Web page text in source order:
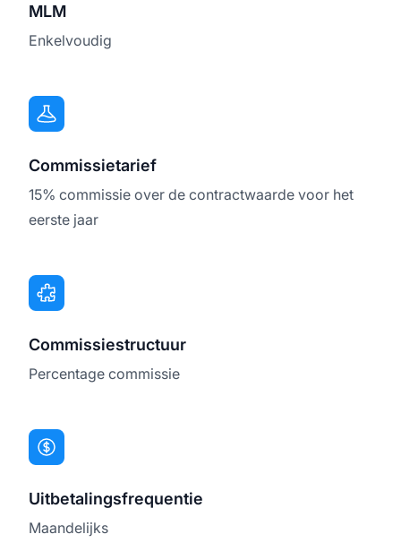
MLM
Enkelvoudig
Commissietarief
15% commissie over de contractwaarde voor het
eerste jaar
Commissiestructuur
Percentage commissie
Uitbetalingsfrequentie
Maandelijks